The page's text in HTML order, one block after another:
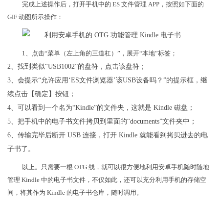
完成上述操作后，打开手机中的 ES 文件管理 APP，按照如下面的
GIF 动图所示操作：
1、点击“菜单（左上角的三道杠）”，展开“本地”标签；
2、找到类似“USB1002”的盘符，点击该盘符；
3、会提示“允许应用‘ES文件浏览器’该USB设备吗？”的提示框，继
续点击【确定】按钮；
4、可以看到一个名为“Kindle”的文件夹，这就是 Kindle 磁盘；
5、把手机中的电子书文件拷贝到里面的“documents”文件夹中；
6、传输完毕后断开 USB 连接，打开 Kindle 就能看到拷贝进去的电
子书了。
以上。只需要一根 OTG 线，就可以很方便地利用安卓手机随时随地
管理 Kindle 中的电子书文件，不仅如此，还可以充分利用手机的存储空
间，将其作为 Kindle 的电子书仓库，随时调用。